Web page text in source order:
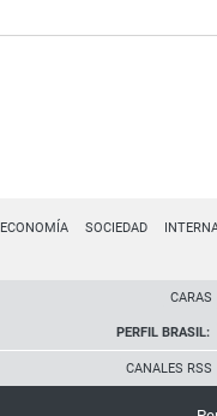
ECONOMÍA SOCIEDAD
CARAS
PERFIL BRASIL:
CANALES RSS